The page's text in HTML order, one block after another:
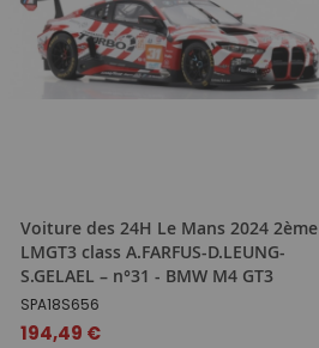
Voiture des 24H Le Mans 2024 2ème
LMGT3 class A.FARFUS-D.LEUNG-
S.GELAEL – n°31 - BMW M4 GT3
SPA18S656
194,49 €